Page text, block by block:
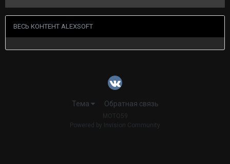
ВЕСЬ КОНТЕНТ ALEXSOFT
Тема Обратная связь
MOTO59
Powered by Invision Community